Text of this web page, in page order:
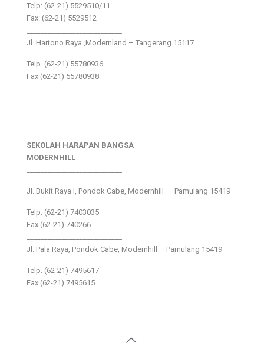
Telp: (62-21) 5529510/11
Fax: (62-21) 5529512
Jl. Hartono Raya ,Modernland – Tangerang 15117
Telp. (62-21) 55780936
Fax (62-21) 55780938
SEKOLAH HARAPAN BANGSA
MODERNHILL
Jl. Bukit Raya I, Pondok Cabe, Modernhill – Pamulang 15419
Telp. (62-21) 7403035
Fax (62-21) 740266
Jl. Pala Raya, Pondok Cabe, Modernhill – Pamulang 15419
Telp. (62-21) 7495617
Fax (62-21) 7495615